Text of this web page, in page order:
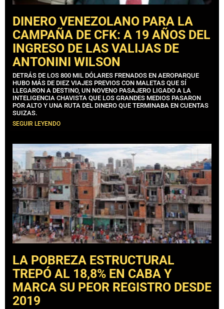
DINERO VENEZOLANO PARA LA
CAMPAÑA DE CFK: A 19 AÑOS DEL
INGRESO DE LAS VALIJAS DE
ANTONINI WILSON
DETRÁS DE LOS 800 MIL DÓLARES FRENADOS EN AEROPARQUE
HUBO MÁS DE DIEZ VIAJES PREVIOS CON MALETAS QUE SÍ
LLEGARON A DESTINO, UN NOVENO PASAJERO LIGADO A LA
INTELIGENCIA CHAVISTA QUE LOS GRANDES MEDIOS PASARON
POR ALTO Y UNA RUTA DEL DINERO QUE TERMINABA EN CUENTAS
SUIZAS.
SEGUIR LEYENDO
LA POBREZA ESTRUCTURAL
TREPÓ AL 18,8% EN CABA Y
MARCA SU PEOR REGISTRO DESDE
2019